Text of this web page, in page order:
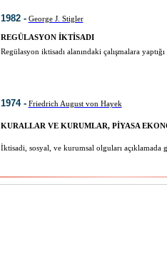
1982 - George J. Stigler
REGÜLASYON İKTİSADI
Regülasyon iktisadı alanındaki çalışmalara
1974 - Friedrich August von Hayek
KURALLAR VE KURUMLAR, PİYASA
İktisadi, sosyal, ve kurumsal olguları açıklamada